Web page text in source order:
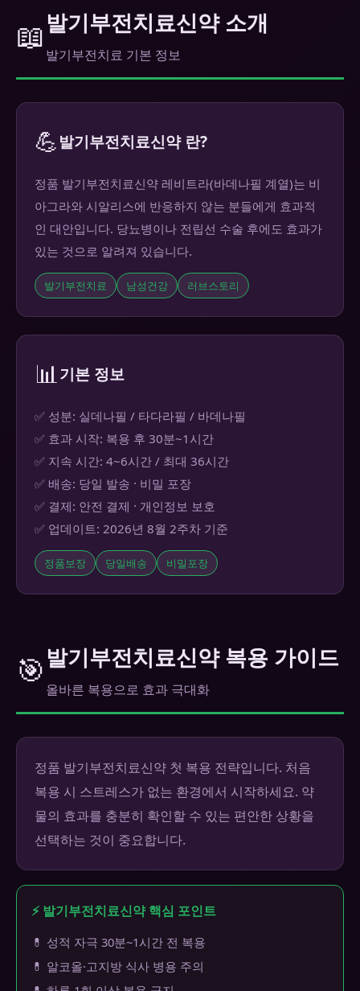
📖발기부전치료신약 소개
발기부전치료 기본 정보
💪발기부전치료신약 란?
정품 발기부전치료신약 레비트라(바데나필 계열)는 비
아그라와 시알리스에 반응하지 않는 분들에게 효과적
인 대안입니다. 당뇨병이나 전립선 수술 후에도 효과가
있는 것으로 알려져 있습니다.
발기부전치료 남성건강 러브스토리
📊기본 정보
✅ 성분: 실데나필 / 타다라필 / 바데나필
✅ 효과 시작: 복용 후 30분~1시간
✅ 지속 시간: 4~6시간 / 최대 36시간
✅ 배송: 당일 발송 · 비밀 포장
✅ 결제: 안전 결제 · 개인정보 보호
✅ 업데이트: 2026년 8월 2주차 기준
정품보장 당일배송 비밀포장
🎯발기부전치료신약 복용 가이드
올바른 복용으로 효과 극대화
정품 발기부전치료신약 첫 복용 전략입니다. 처음
복용 시 스트레스가 없는 환경에서 시작하세요. 약
물의 효과를 충분히 확인할 수 있는 편안한 상황을
선택하는 것이 중요합니다.
⚡ 발기부전치료신약 핵심 포인트
💊 성적 자극 30분~1시간 전 복용
💊 알코올·고지방 식사 병용 주의